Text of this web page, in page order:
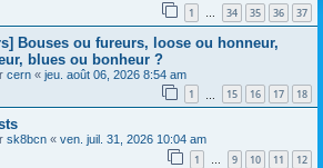
1 … 34 35 36 37
Bouses ou fureurs, loose ou honneur,
blues ou bonheur ?
cern « jeu. août 06, 2026 8:54 am
1 15 16 17 18
sk8bcn « ven. juil. 31, 2026 10:04 am
1 … 9 10 11 12